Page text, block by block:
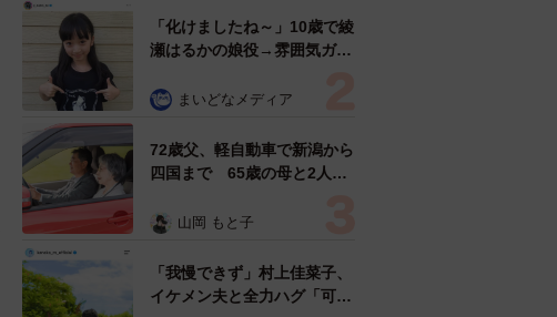
「化けましたね～」10歳で綾
瀬はるかの娘役→雰囲気ガラ
雰囲気が」「宝塚に入れそ
まいどなメディア
72歳父、軽自動車で新潟から
四国まで 65歳の母と2人で
憩まで分刻み… 「大学生で
山岡 もと子
「我慢できず」村上佳菜子、
イケメン夫と全力ハグ「可愛